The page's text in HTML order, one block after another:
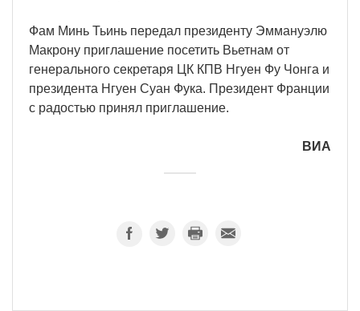
Фам Минь Тьинь передал президенту Эммануэлю
Макрону приглашение посетить Вьетнам от
генерального секретаря ЦК КПВ Нгуен Фу Чонга и
президента Нгуен Суан Фука. Президент Франции
с радостью принял приглашение.
ВИА